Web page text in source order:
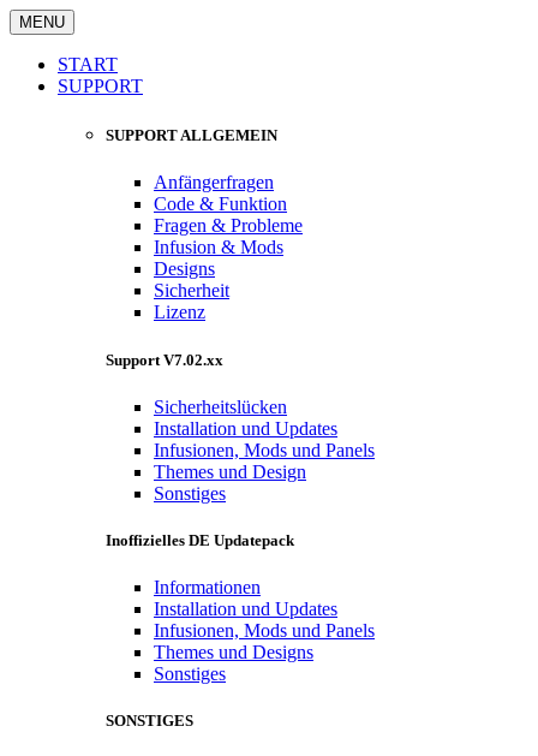
MENU
START
SUPPORT
SUPPORT ALLGEMEIN
Anfängerfragen
Code & Funktion
Fragen & Probleme
Infusion & Mods
Designs
Sicherheit
Lizenz
Support V7.02.xx
Sicherheitslücken
Installation und Updates
Infusionen, Mods und Panels
Themes und Design
Sonstiges
Inoffizielles DE Updatepack
Informationen
Installation und Updates
Infusionen, Mods und Panels
Themes und Designs
Sonstiges
SONSTIGES